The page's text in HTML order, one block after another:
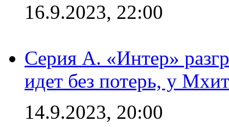
16.9.2023, 22:00
Серия А. «Интер»
идет без потерь, у
14.9.2023, 20:00